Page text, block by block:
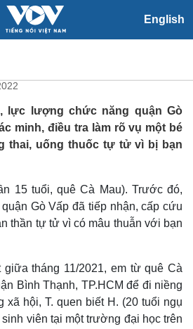
English
Xã hội
Tin 24h
Dấu ấn VOV
Việc làm
Biển đảo
mang thai uống
bạn trai chối bỏ
lực lượng chức năng quận Gò
minh, điều tra làm rõ vụ một bé
thai, uống thuốc tự tử vì bị bạn
15 tuổi, quê Cà Mau). Trước đó,
Gò Vấp đã tiếp nhận, cấp cứu
thần tự tử vì có mâu thuẫn với bạn
giữa tháng 11/2021, em từ quê Cà
Bình Thạnh, TP.HCM để đi niềng
xã hội, T. quen biết H. (20 tuổi ngụ
viên tại một trường đại học trên